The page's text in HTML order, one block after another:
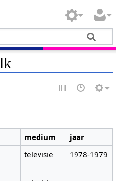
medium
jaar
televisie 1978-1979